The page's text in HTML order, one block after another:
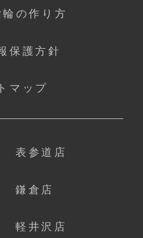
の作り方
保護方針
マップ
表参道店
鎌倉店
軽井沢店